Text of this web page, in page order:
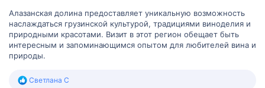
Алазанская долина предоставляет уникальную возможность
наслаждаться грузинской культурой, традициями виноделия и
природными красотами. Визит в этот регион обещает быть
интересным и запоминающимся опытом для любителей вина и
природы.
Р
Светлана С